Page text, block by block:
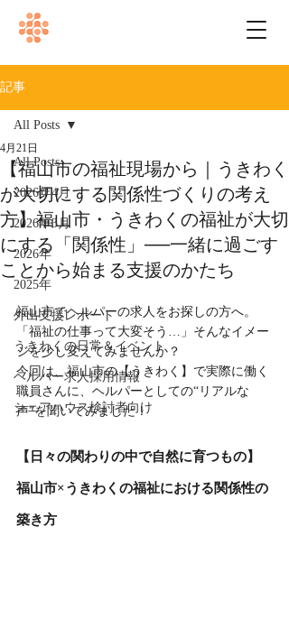
記事
All Posts
2026年4月
2026年3月
2026年
2025年
外出支援レポート
うきわくの日常＆イベント
ヘルパー求人採用情報
シェアハウス検討者向け
All Posts
【福山市の福祉現場から｜うきわく
が大切にする関係性づくりの考え
方】福山市・うきわくの福祉が大切
にする「関係性」──一緒に過ごす
ことから始まる支援のかたち
4月21日
福山市でヘルパーの求人をお探しの方へ。
「福祉の仕事って大変そう…」そんなイメー
ジを少し変えてみませんか？
今回は、福山市の【うきわく】で実際に働く
職員さんに、ヘルパーとしての“リアルな
声”を聞いてみました！
【日々の関わりの中で自然に育つもの】
福山市×うきわくの福祉における関係性の
築き方